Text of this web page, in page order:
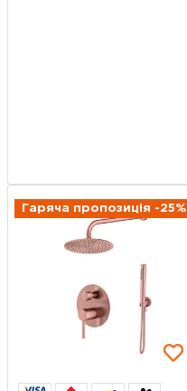
Гаряча пропозиція -25%